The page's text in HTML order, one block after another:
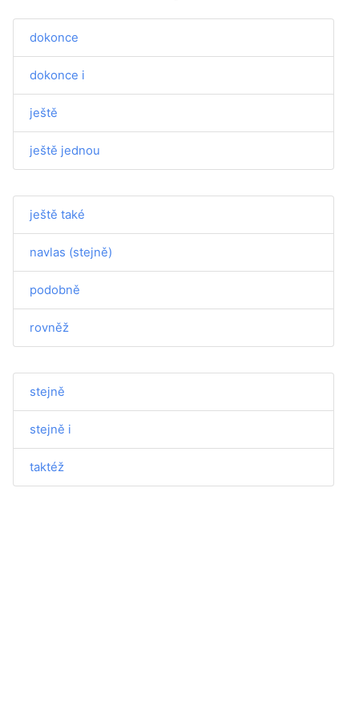
dokonce
dokonce i
ještě
ještě jednou
ještě také
navlas (stejně)
podobně
rovněž
stejně
stejně i
taktéž